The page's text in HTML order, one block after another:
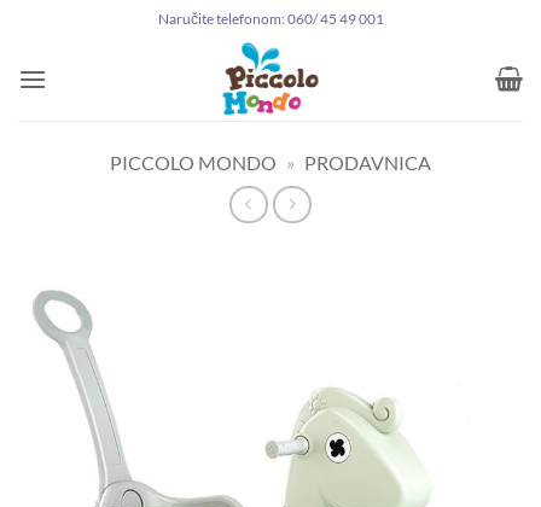
sadržaj
Naručite telefonom: 060/ 45 49 001
PICCOLO MONDO » PRODAVNICA